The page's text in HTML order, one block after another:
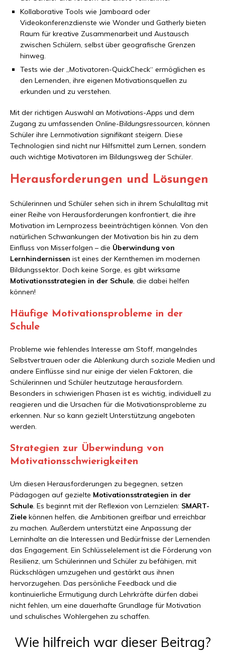
Kollaborative Tools wie Jamboard oder
Videokonferenzdienste wie Wonder und Gatherly bieten
Raum für kreative Zusammenarbeit und Austausch
zwischen Schülern, selbst über geografische Grenzen
hinweg.
Tests wie der „Motivatoren-QuickCheck“ ermöglichen es
den Lernenden, ihre eigenen Motivationsquellen zu
erkunden und zu verstehen.
Mit der richtigen Auswahl an Motivations-Apps und dem
Zugang zu umfassenden Online-Bildungsressourcen, können
Schüler ihre Lernmotivation signifikant steigern. Diese
Technologien sind nicht nur Hilfsmittel zum Lernen, sondern
auch wichtige Motivatoren im Bildungsweg der Schüler.
Herausforderungen und Lösungen
Schülerinnen und Schüler sehen sich in ihrem Schulalltag mit
einer Reihe von Herausforderungen konfrontiert, die ihre
Motivation im Lernprozess beeinträchtigen können. Von den
natürlichen Schwankungen der Motivation bis hin zu dem
Einfluss von Misserfolgen – die Überwindung von
Lernhindernissen ist eines der Kernthemen im modernen
Bildungssektor. Doch keine Sorge, es gibt wirksame
Motivationsstrategien in der Schule, die dabei helfen
können!
Häufige Motivationsprobleme in der
Schule
Probleme wie fehlendes Interesse am Stoff, mangelndes
Selbstvertrauen oder die Ablenkung durch soziale Medien und
andere Einflüsse sind nur einige der vielen Faktoren, die
Schülerinnen und Schüler heutzutage herausfordern.
Besonders in schwierigen Phasen ist es wichtig, individuell zu
reagieren und die Ursachen für die Motivationsprobleme zu
erkennen. Nur so kann gezielt Unterstützung angeboten
werden.
Strategien zur Überwindung von
Motivationsschwierigkeiten
Um diesen Herausforderungen zu begegnen, setzen
Pädagogen auf gezielte Motivationsstrategien in der
Schule. Es beginnt mit der Reflexion von Lernzielen: SMART-
Ziele können helfen, die Ambitionen greifbar und erreichbar
zu machen. Außerdem unterstützt eine Anpassung der
Lerninhalte an die Interessen und Bedürfnisse der Lernenden
das Engagement. Ein Schlüsselelement ist die Förderung von
Resilienz, um Schülerinnen und Schüler zu befähigen, mit
Rückschlägen umzugehen und gestärkt aus ihnen
hervorzugehen. Das persönliche Feedback und die
kontinuierliche Ermutigung durch Lehrkräfte dürfen dabei
nicht fehlen, um eine dauerhafte Grundlage für Motivation
und schulisches Wohlergehen zu schaffen.
Wie hilfreich war dieser Beitrag?